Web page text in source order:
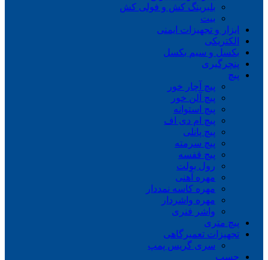
بلبرینگ کش و فولی کش
بیت
ابزار و تجهیزات ایمنی
الکتریکی
بکسل و سیم بکسل
پنچرگیری
پیچ
پیچ آچار خور
پیچ آلن خور
پیچ استوانه
پیچ ام دی اف
پیچ پانلی
پیچ سرمته
پیچ قفسه
رول بولت
مهره آهنی
مهره کاسه نمددار
مهره واشردار
واشر فنری
پیچ متری
تجهیزات تعمیرگاهی
سری گریس پمپ
چسب